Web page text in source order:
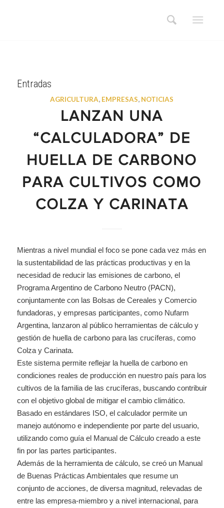
Entradas
AGRICULTURA, EMPRESAS, NOTICIAS
LANZAN UNA
“CALCULADORA” DE
HUELLA DE CARBONO
PARA CULTIVOS COMO
COLZA Y CARINATA
Mientras a nivel mundial el foco se pone cada vez más en
la sustentabilidad de las prácticas productivas y en la
necesidad de reducir las emisiones de carbono, el
Programa Argentino de Carbono Neutro (PACN),
conjuntamente con las Bolsas de Cereales y Comercio
fundadoras, y empresas participantes, como Nufarm
Argentina, lanzaron al público herramientas de cálculo y
gestión de huella de carbono para las crucíferas, como
Colza y Carinata.
Este sistema permite reflejar la huella de carbono en
condiciones reales de producción en nuestro país para los
cultivos de la familia de las crucíferas, buscando contribuir
con el objetivo global de mitigar el cambio climático.
Basado en estándares ISO, el calculador permite un
manejo autónomo e independiente por parte del usuario,
utilizando como guía el Manual de Cálculo creado a este
fin por las partes participantes.
Además de la herramienta de cálculo, se creó un Manual
de Buenas Prácticas Ambientales que resume un
conjunto de acciones, de diversa magnitud, relevadas de
entre las empresa-miembro y a nivel internacional, para